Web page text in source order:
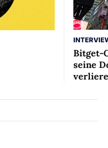
Bitget-
seine